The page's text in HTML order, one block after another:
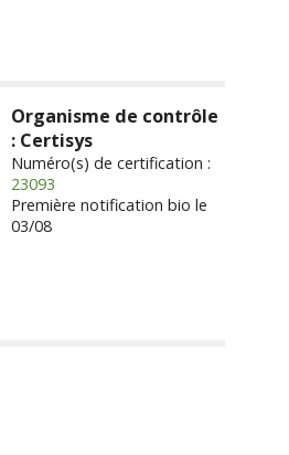
Organisme de contrôle
: Certisys
Numéro(s) de certification :
23093
Première notification bio le
03/08